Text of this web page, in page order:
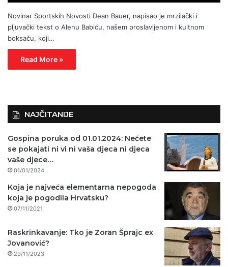
Novinar Sportskih Novosti Dean Bauer, napisao je mrzilački i
pljuvački tekst o Alenu Babiću, našem proslavljenom i kultnom
boksaču, koji…
Read More »
NAJČITANIJE
Gospina poruka od 01.01.2024: Nećete
se pokajati ni vi ni vaša djeca ni djeca
vaše djece…
01/01/2024
Koja je najveća elementarna nepogoda
koja je pogodila Hrvatsku?
07/11/2021
Raskrinkavanje: Tko je Zoran Šprajc ex
Jovanović?
29/11/2023